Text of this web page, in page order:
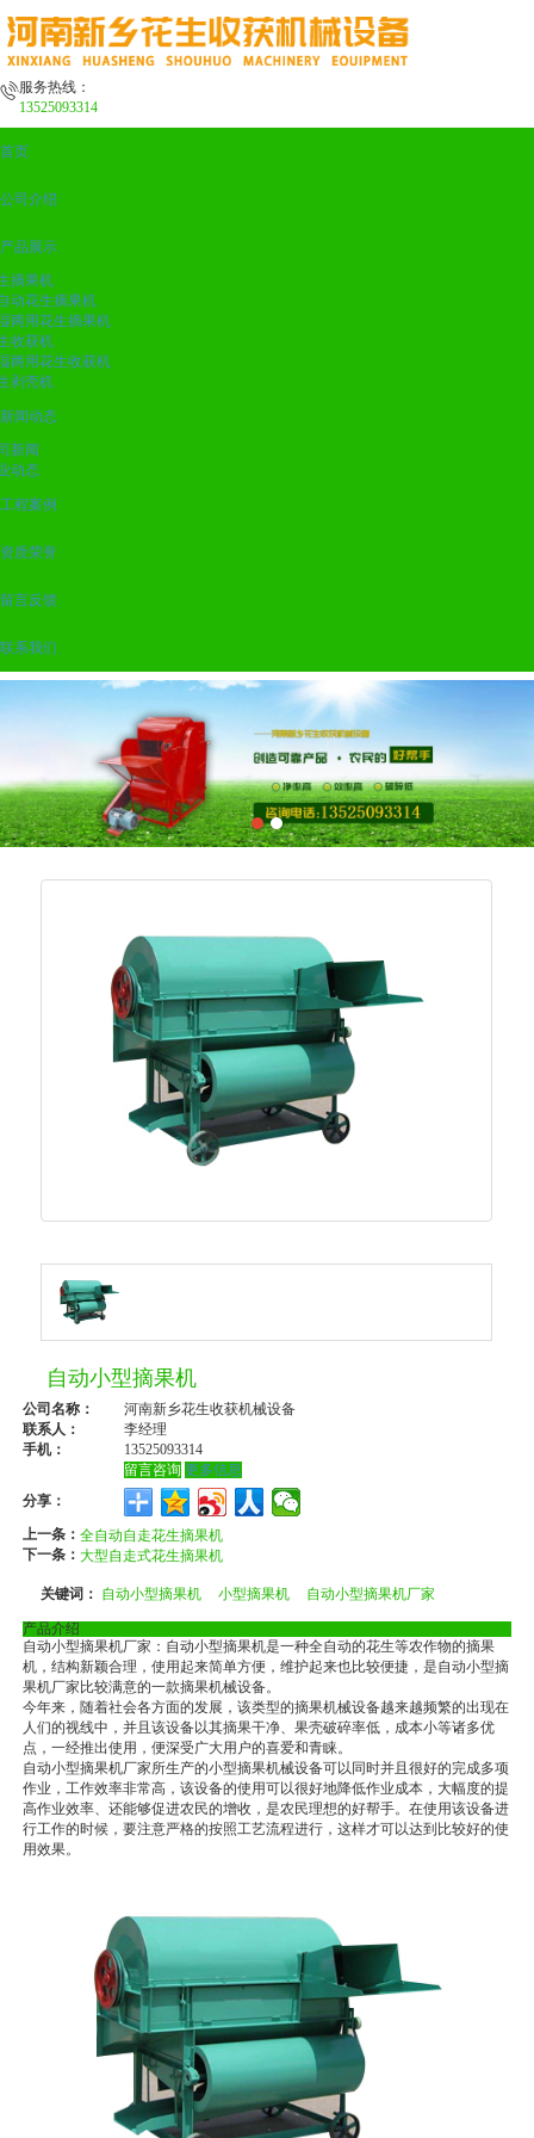
服务热线：
13525093314
首页
公司介绍
产品展示
摘果机
动花生摘果机
两用花生摘果机
收获机
两用花生收获机
剥壳机
新闻动态
新闻
动态
工程案例
资质荣誉
留言反馈
联系我们
自动小型摘果机
公司名称：
河南新乡花生收获机械设备
联系人：
李经理
手机：
13525093314
留言咨询 更多信息
分享：
上一条：全自动自走花生摘果机
下一条：大型自走式花生摘果机
关键词： 自动小型摘果机 小型摘果机 自动小型摘果机厂家
产品介绍
自动小型摘果机厂家：自动小型摘果机是一种全自动的花生等农作物的摘果
机，结构新颖合理，使用起来简单方便，维护起来也比较便捷，是自动小型摘
果机厂家比较满意的一款摘果机械设备。
今年来，随着社会各方面的发展，该类型的摘果机械设备越来越频繁的出现在
人们的视线中，并且该设备以其摘果干净、果壳破碎率低，成本小等诸多优
点，一经推出使用，便深受广大用户的喜爱和青睐。
自动小型摘果机厂家所生产的小型摘果机械设备可以同时并且很好的完成多项
作业，工作效率非常高，该设备的使用可以很好地降低作业成本，大幅度的提
高作业效率、还能够促进农民的增收，是农民理想的好帮手。在使用该设备进
行工作的时候，要注意严格的按照工艺流程进行，这样才可以达到比较好的使
用效果。